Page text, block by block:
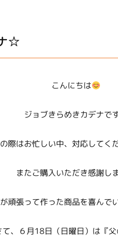
☆
こんにちは
ジョブきらめきカデナです
際はお忙しい中、対応してく
またご購入いただき感謝しま
頑張って作った商品を喜んで
て、６月18日（日曜日）は『